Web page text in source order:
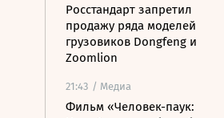
Росстандарт запретил
продажу ряда моделей
грузовиков Dongfeng и
Zoomlion
21:43 / Медиа
Фильм «Человек-паук: